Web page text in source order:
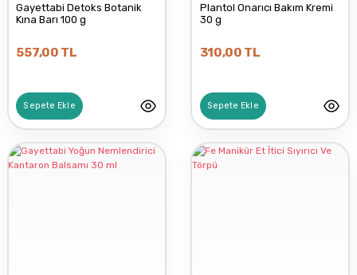
Gayettabi Detoks Botanik
Kına Barı 100 g
557,00 TL
Sepete Ekle
Plantol Onarıcı Bakım Kremi
30 g
310,00 TL
Sepete Ekle